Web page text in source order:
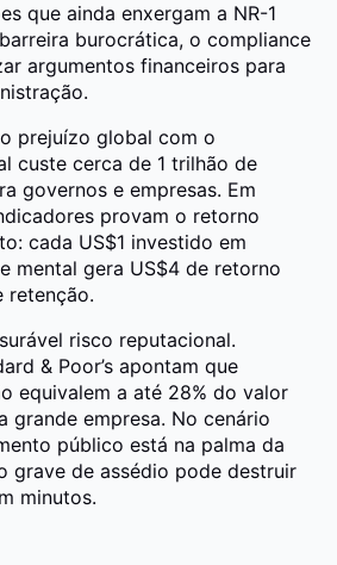
que ainda enxergam a NR-1
burocrática, o compliance
argumentos financeiros para
prejuízo global com o
custe cerca de 1 trilhão de
governos e empresas. Em
provam o retorno
cada US$1 investido em
mental gera US$4 de retorno
retenção.
risco reputacional.
& Poor’s apontam que
equivalem a até 28% do valor
grande empresa. No cenário
público está na palma da
grave de assédio pode destruir
minutos.